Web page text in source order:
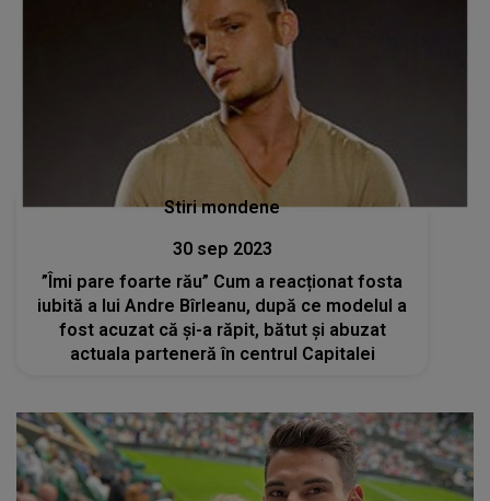
Stiri mondene
30 sep 2023
”Îmi pare foarte rău” Cum a reacționat fosta
iubită a lui Andre Bîrleanu, după ce modelul a
fost acuzat că și-a răpit, bătut și abuzat
actuala parteneră în centrul Capitalei